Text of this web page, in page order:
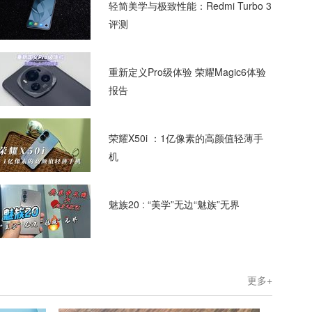
轻简美学与极致性能：Redmi Turbo 3
评测
重新定义Pro级体验 荣耀Magic6体验
报告
荣耀X50i ：1亿像素的高颜值轻薄手
机
魅族20 : “美学”无边“魅族”无界
更多+